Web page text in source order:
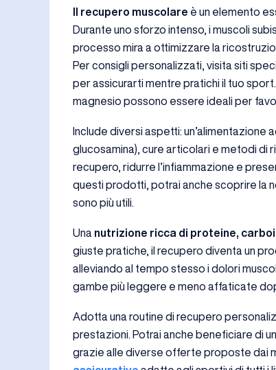
Il recupero muscolare è un elemento
Durante uno sforzo intenso, i muscoli
processo mira a ottimizzare la
Per consigli personalizzati, visita siti
per assicurarti mentre pratichi il tuo
magnesio possono essere ideali per
Include diversi aspetti: un’alimentazione
glucosamina), cure articolari e metodi di
recupero, ridurre l’infiammazione e
questi prodotti, potrai anche scoprire la
sono più utili.
Una nutrizione ricca di proteine,
giuste pratiche, il recupero diventa un
alleviando al tempo stesso i dolori
gambe più leggere e meno affaticate
Adotta una routine di recupero
prestazioni. Potrai anche beneficiare di
grazie alle diverse offerte proposte dai